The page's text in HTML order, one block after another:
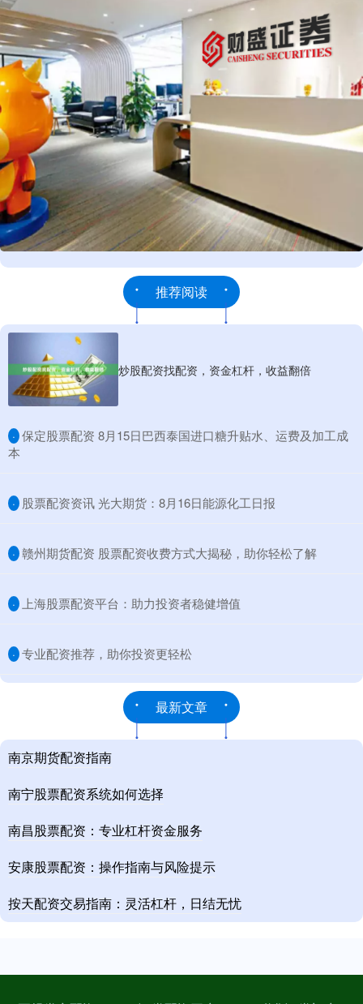
推荐阅读
炒股配资找配资，资金杠杆，收益翻倍
· ​保定股票配资 8月15日巴西泰国进口糖升贴水、运费及加工成
本
· ​股票配资资讯 光大期货：8月16日能源化工日报
· ​赣州期货配资 股票配资收费方式大揭秘，助你轻松了解
· ​上海股票配资平台：助力投资者稳健增值
· ​专业配资推荐，助你投资更轻松
最新文章
南京期货配资指南
南宁股票配资系统如何选择
南昌股票配资：专业杠杆资金服务
安康股票配资：操作指南与风险提示
按天配资交易指南：灵活杠杆，日结无忧